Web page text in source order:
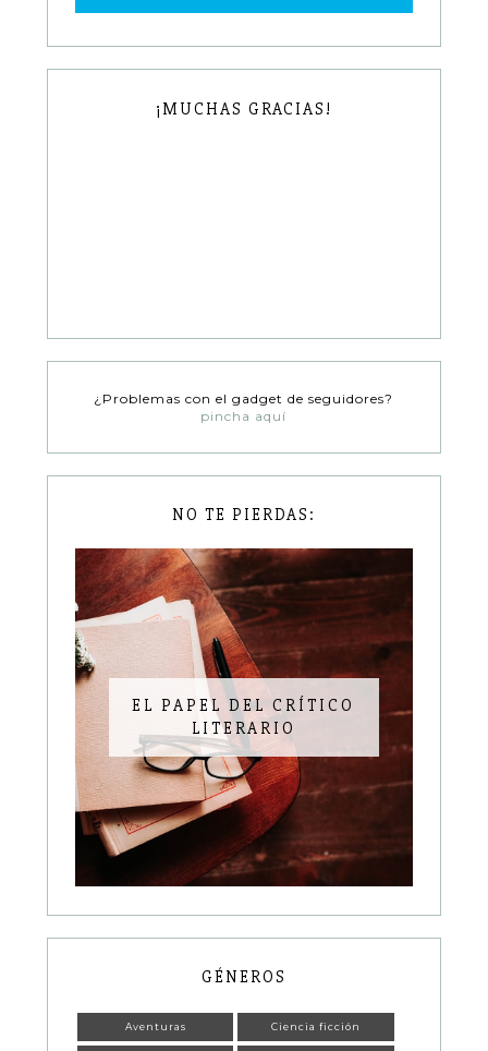
¡MUCHAS GRACIAS!
¿Problemas con el gadget de seguidores?
pincha aquí
NO TE PIERDAS:
EL PAPEL DEL CRÍTICO
LITERARIO
GÉNEROS
Aventuras Ciencia ficción